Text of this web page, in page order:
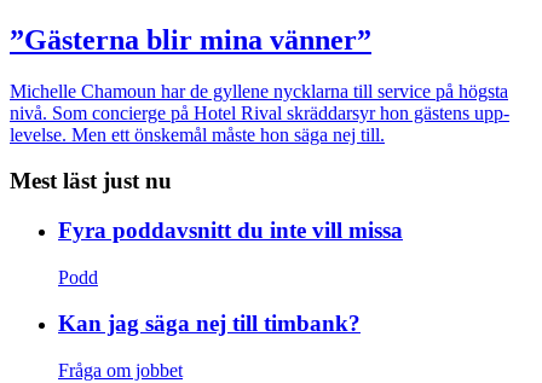
”Gästerna blir mina vänner”
Michelle Chamoun har de gyllene nycklarna till service på högsta
nivå. Som concierge på Hotel Rival skräddarsyr hon gästens upp­
levelse. Men ett önskemål måste hon säga nej till.
Mest läst just nu
Fyra poddavsnitt du inte vill missa
Podd
Kan jag säga nej till timbank?
Fråga om jobbet